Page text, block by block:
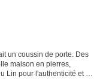
un coussin de porte. Des
maison en pierres,
Lin pour l'authenticité et le